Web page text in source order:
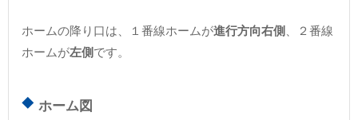
ホームの降り口は、１番線ホームが進行方向右側
、２番線
ホームが左側です。
ホーム図